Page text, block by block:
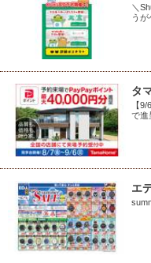
＼
うが
タ
【
で進
エ